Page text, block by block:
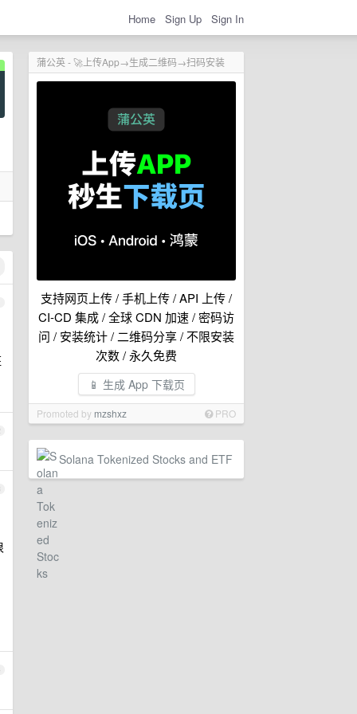
Home Sign Up Sign In
蒲公英 - 🚀上传App→生成二维码→扫码安装
支持网页上传 / 手机上传 / API 上传 /
CI-CD 集成 / 全球 CDN 加速 / 密码访
问 / 安装统计 / 二维码分享 / 不限安装
次数 / 永久免费
📱 生成 App 下载页
Promoted by mzshxz PRO
Solana Tokenized Stocks and ETF